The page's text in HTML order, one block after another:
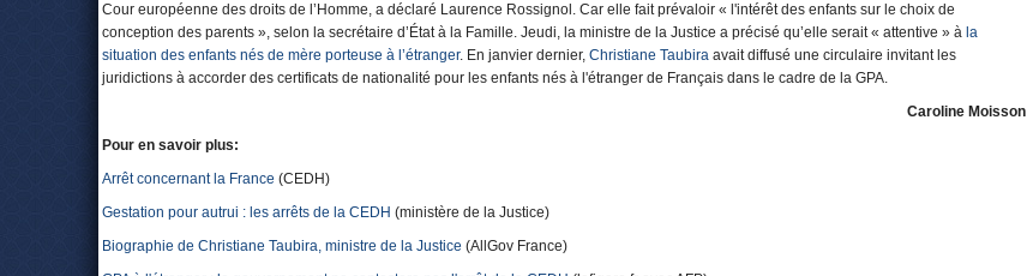
Cour européenne des droits de l’Homme, a déclaré Laurence Rossignol. Car elle fait prévaloir « l'intérêt des enfants sur le choix de
conception des parents », selon la secrétaire d’État à la Famille. Jeudi, la ministre de la Justice a précisé qu’elle serait « attentive » à la
situation des enfants nés de mère porteuse à l’étranger. En janvier dernier, Christiane Taubira avait diffusé une circulaire invitant les
juridictions à accorder des certificats de nationalité pour les enfants nés à l'étranger de Français dans le cadre de la GPA.
Caroline Moisson
Pour en savoir plus:
Arrêt concernant la France (CEDH)
Gestation pour autrui : les arrêts de la CEDH (ministère de la Justice)
Biographie de Christiane Taubira, ministre de la Justice (AllGov France)